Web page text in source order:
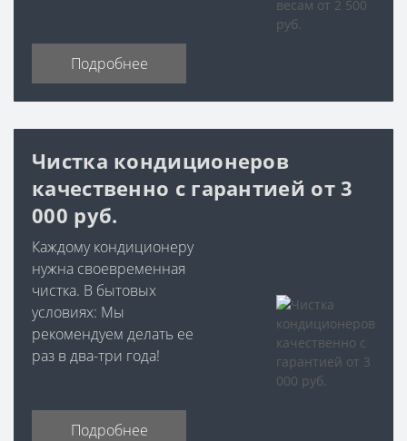
Подробнее
Чистка кондиционеров
качественно с гарантией от 3
000 руб.
Каждому кондиционеру
нужна своевременная
чистка. В бытовых
условиях: Мы
рекомендуем делать ее
раз в два-три года!
Подробнее